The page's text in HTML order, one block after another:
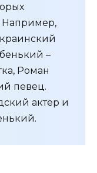
Например,
–
Роман
певец.
актер и